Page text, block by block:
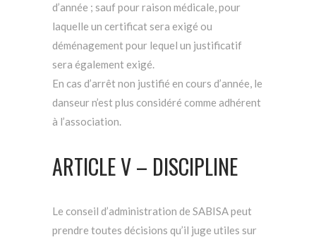
d’année ; sauf pour raison médicale, pour
laquelle un certificat sera exigé ou
déménagement pour lequel un justificatif
sera également exigé.
En cas d’arrêt non justifié en cours d’année, le
danseur n’est plus considéré comme adhérent
à l’association.
ARTICLE V – DISCIPLINE
Le conseil d’administration de SABISA peut
prendre toutes décisions qu’il juge utiles sur